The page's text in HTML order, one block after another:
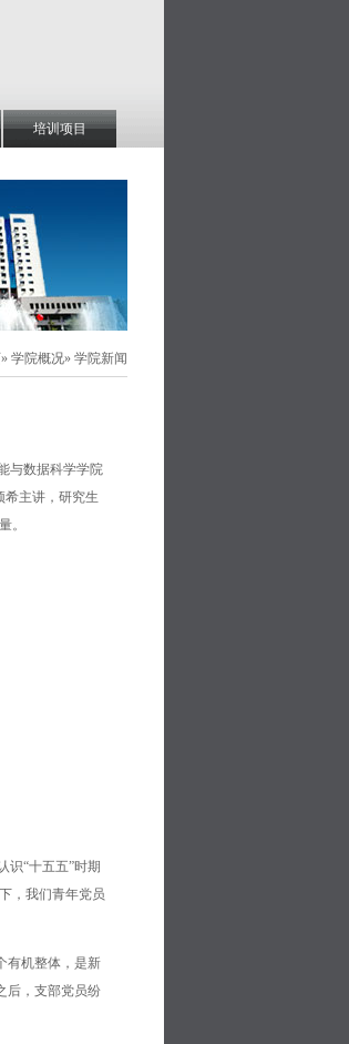
培训项目
» 学院概况» 学院新闻
与数据科学学院
希主讲，研究生
。
识“十五五”时期
，我们青年党员
有机整体，是新
后，支部党员纷